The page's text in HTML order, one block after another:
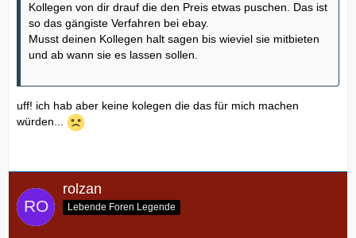
Kollegen von dir drauf die den Preis etwas puschen. Das ist
so das gängiste Verfahren bei ebay.
Musst deinen Kollegen halt sagen bis wieviel sie mitbieten
und ab wann sie es lassen sollen.
uff! ich hab aber keine kolegen die das für mich machen
würden...
rolzan
Lebende Foren Legende